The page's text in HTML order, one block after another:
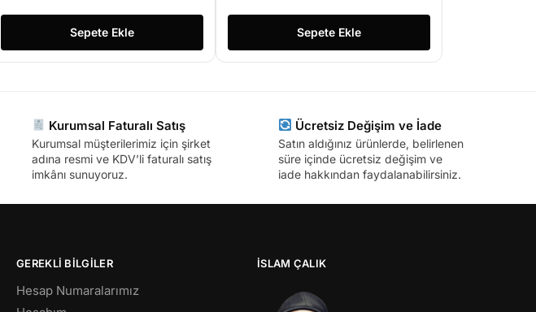
Sepete Ekle Sepete Ekle
Kurumsal Faturalı Satış
Kurumsal müşterilerimiz için şirket
adına resmi ve KDV’li faturalı satış
imkânı sunuyoruz.
Ücretsiz Değişim ve İade
Satın aldığınız ürünlerde, belirlenen
süre içinde ücretsiz değişim ve
iade hakkından faydalanabilirsiniz.
GEREKLİ BİLGİLER
Hesap Numaralarımız
İSLAM ÇALIK